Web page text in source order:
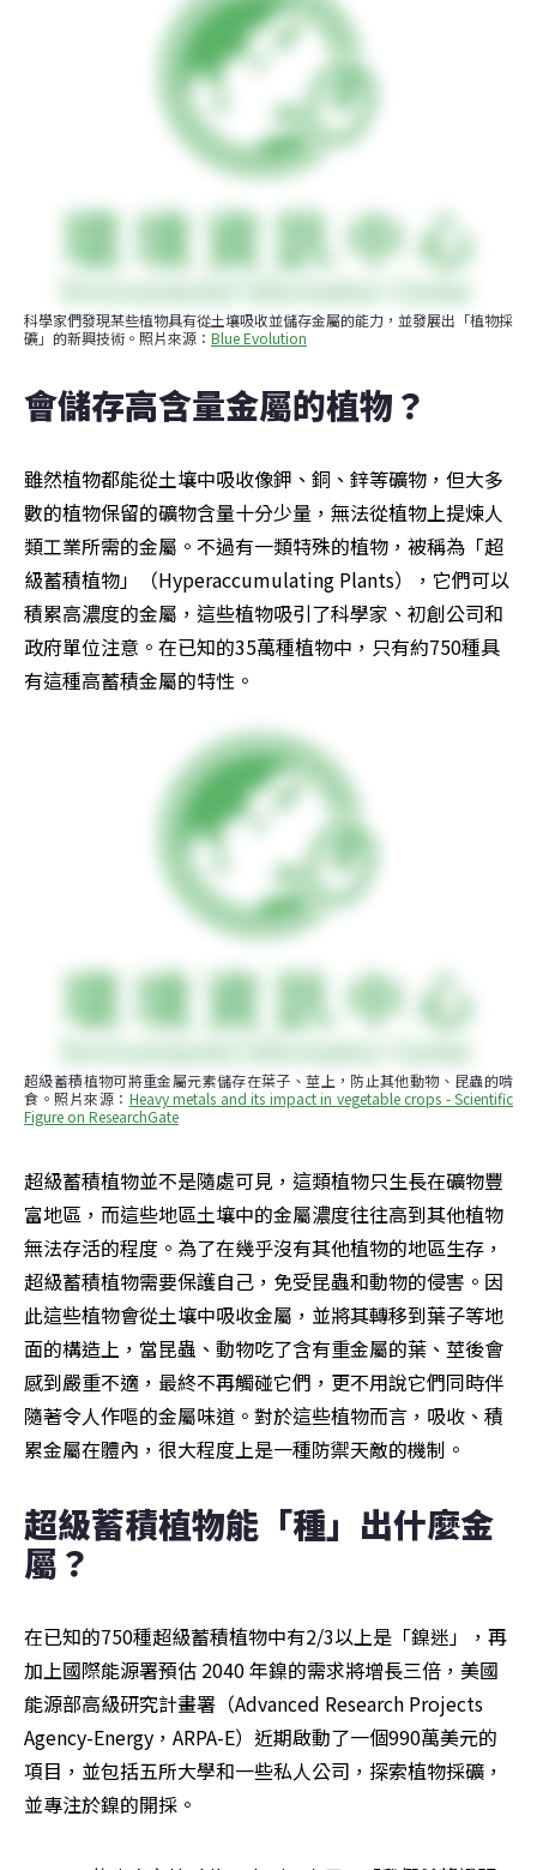
科學家們發現某些植物具有從土壤吸收並儲存金屬的能力，並發展出「植物採
礦」的新興技術。照片來源： Blue Evolution
會儲存高含量金屬的植物？
雖然植物都能從土壤中吸收像鉀、銅、鋅等礦物，但大多
數的植物保留的礦物含量十分少量，無法從植物上提煉人
類工業所需的金屬。不過有一類特殊的植物，被稱為「超
級蓄積植物」（Hyperaccumulating Plants），它們可以
積累高濃度的金屬，這些植物吸引了科學家、初創公司和
政府單位注意。在已知的35萬種植物中，只有約750種具
有這種高蓄積金屬的特性。
超級蓄積植物可將重金屬元素儲存在葉子、莖上，防止其他動物、昆蟲的啃
食。照片來源： Heavy metals and its impact in vegetable crops - Scientific
Figure on ResearchGate
超級蓄積植物並不是隨處可見，這類植物只生長在礦物豐
富地區，而這些地區土壤中的金屬濃度往往高到其他植物
無法存活的程度。為了在幾乎沒有其他植物的地區生存，
超級蓄積植物需要保護自己，免受昆蟲和動物的侵害。因
此這些植物會從土壤中吸收金屬，並將其轉移到葉子等地
面的構造上，當昆蟲、動物吃了含有重金屬的葉、莖後會
感到嚴重不適，最終不再觸碰它們，更不用說它們同時伴
隨著令人作嘔的金屬味道。對於這些植物而言，吸收、積
累金屬在體內，很大程度上是一種防禦天敵的機制。
超級蓄積植物能「種」出什麼金
屬？
在已知的750種超級蓄積植物中有2/3以上是「鎳迷」，再
加上國際能源署預估 2040 年鎳的需求將增長三倍，美國
能源部高級研究計畫署（Advanced Research Projects
Agency-Energy，ARPA-E）近期啟動了一個990萬美元的
項目，並包括五所大學和一些私人公司，探索植物採礦，
並專注於鎳的開採。